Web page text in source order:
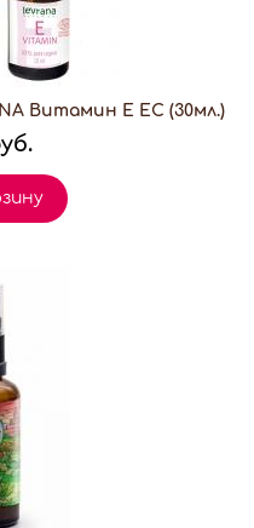
Витамин E EC (30мл.)